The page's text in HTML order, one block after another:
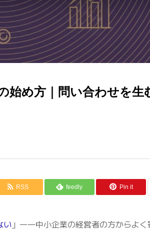
始め方｜問い合わせを生
RSS feedly Pin it
い 」――中小企業の経営者の方からよく